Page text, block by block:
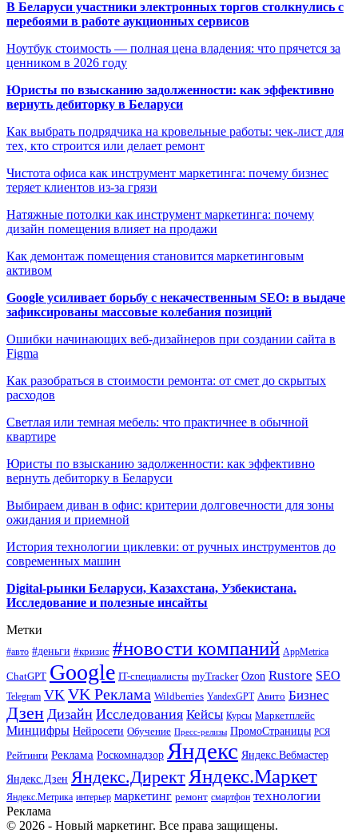
В Беларуси участники электронных торгов столкнулись с
перебоями в работе аукционных сервисов
Ноутбук стоимость — полная цена владения: что прячется за
ценником в 2026 году
Юристы по взысканию задолженности: как эффективно
вернуть дебиторку в Беларуси
Как выбрать подрядчика на кровельные работы: чек-лист для
тех, кто строится или делает ремонт
Чистота офиса как инструмент маркетинга: почему бизнес
теряет клиентов из-за грязи
Натяжные потолки как инструмент маркетинга: почему
дизайн помещения влияет на продажи
Как демонтаж помещения становится маркетинговым
активом
Google усиливает борьбу с некачественным SEO: в выдаче
зафиксированы массовые колебания позиций
Ошибки начинающих веб-дизайнеров при создании сайта в
Figma
Как разобраться в стоимости ремонта: от смет до скрытых
расходов
Светлая или темная мебель: что практичнее в обычной
квартире
Юристы по взысканию задолженности: как эффективно
вернуть дебиторку в Беларуси
Выбираем диван в офис: критерии долговечности для зоны
ожидания и приемной
История технологии циклевки: от ручных инструментов до
современных машин
Digital-рынки Беларуси, Казахстана, Узбекистана.
Исследование и полезные инсайты
Метки
#авто #деньги #кризис #новости компаний AppMetrica
ChatGPT Google IT-специалисты myTracker Ozon Rustore SEO
Telegram VK VK Реклама Wildberries YandexGPT Авито Бизнес
Дзен Дизайн Исследования Кейсы Курсы Маркетплейс
Минцифры Нейросети Обучение Пресс-релизы ПромоСтраницы РСЯ
Рейтинги Реклама Роскомнадзор Яндекс Яндекс.Вебмастер
Яндекс.Дзен Яндекс.ДиректЯндекс.Маркет
Яндекс.Метрика интерьер маркетинг ремонт смартфон технологии
Реклама
© 2026 - Новый маркетинг. Все права защищены.